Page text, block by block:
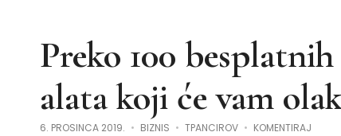
Preko 100
alata koji će vam
6. PROSINCA 2019. BIZNIS TPANCIROV KOMENTIRAJNA